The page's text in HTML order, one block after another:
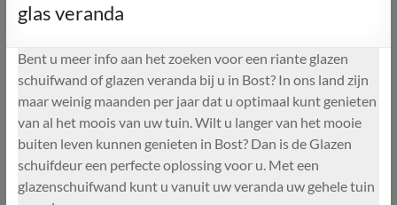
glas veranda
Bent u meer info aan het zoeken voor een riante glazen
schuifwand of glazen veranda bij u in Bost? In ons land zijn
maar weinig maanden per jaar dat u optimaal kunt genieten
van al het moois van uw tuin. Wilt u langer van het mooie
buiten leven kunnen genieten in Bost? Dan is de Glazen
schuifdeur een perfecte oplossing voor u. Met een
glazenschuifwand kunt u vanuit uw veranda uw gehele tuin